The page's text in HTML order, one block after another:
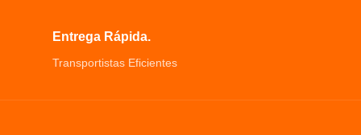
Entrega Rápida.
Transportistas Eficientes